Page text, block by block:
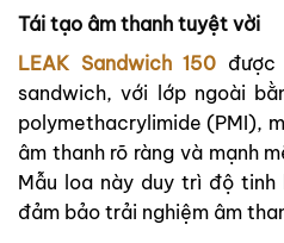
Tái tạo âm thanh tuyệt vời
LEAK Sandwich 150 được
sandwich, với lớp ngoài
polymethacrylimide (PMI),
âm thanh rõ ràng và mạnh
Mẫu loa này duy trì độ
đảm bảo trải nghiệm âm